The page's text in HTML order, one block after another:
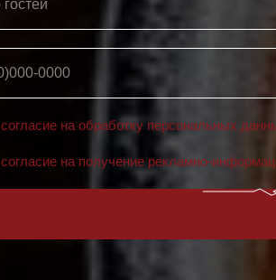
согласие на обработку персональных
согласие на получение рекламно-